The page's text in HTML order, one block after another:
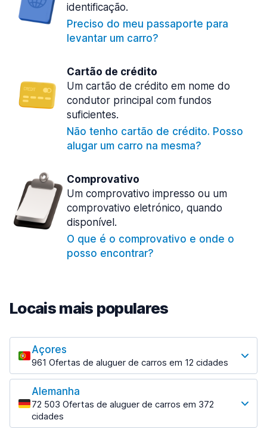
identificação.
Preciso do meu passaporte para
levantar um carro?
Cartão de crédito
Um cartão de crédito em nome do
condutor principal com fundos
suficientes.
Não tenho cartão de crédito. Posso
alugar um carro na mesma?
Comprovativo
Um comprovativo impresso ou um
comprovativo eletrónico, quando
disponível.
O que é o comprovativo e onde o
posso encontrar?
Locais mais populares
Açores
961 Ofertas de aluguer de carros em 12 cidades
Os locais mais populares
Angra do Heroísmo
18 ofertas especiais em 3 localizações
Alemanha
72 503 Ofertas de aluguer de carros em 372
cidades
Os locais mais populares